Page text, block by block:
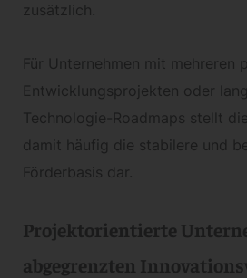
zusätzlich.
Für Unternehmen mit mehreren
Entwicklungsprojekten oder
Technologie-Roadmaps stellt
damit häufig die stabilere und
Förderbasis dar.
Projektorientierte
abgegrenzten